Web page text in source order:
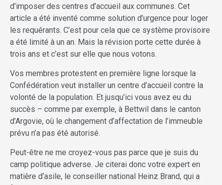
d’imposer des centres d’accueil aux communes. Cet
article a été inventé comme solution d’urgence pour loger
les requérants. C’est pour cela que ce système provisoire
a été limité à un an. Mais la révision porte cette durée à
trois ans et c’est sur elle que nous votons.
Vos membres protestent en première ligne lorsque la
Confédération veut installer un centre d’accueil contre la
volonté de la population. Et jusqu’ici vous avez eu du
succès – comme par exemple, à Bettwil dans le canton
d’Argovie, où le changement d’affectation de l’immeuble
prévu n’a pas été autorisé.
Peut-être ne me croyez-vous pas parce que je suis du
camp politique adverse. Je citerai donc votre expert en
matière d’asile, le conseiller national Heinz Brand, qui a